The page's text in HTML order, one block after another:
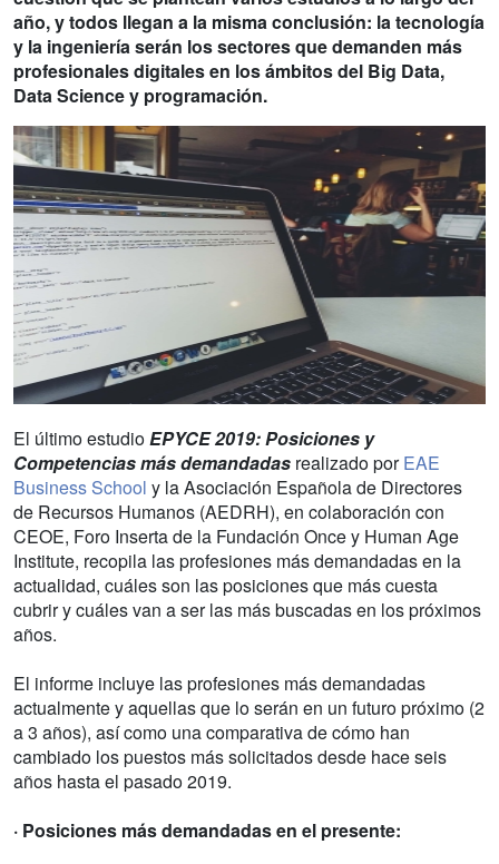
año, y todos llegan a la misma conclusión: la tecnología
y la ingeniería serán los sectores que demanden más
profesionales digitales en los ámbitos del Big Data,
Data Science y programación.
El último estudio EPYCE 2019: Posiciones y
Competencias más demandadas realizado porEAE
Business School y la Asociación Española de Directores
de Recursos Humanos (AEDRH), en colaboración con
CEOE, Foro Inserta de la Fundación Once y Human Age
Institute, recopila las profesiones más demandadas en la
actualidad, cuáles son las posiciones que más cuesta
cubrir y cuáles van a ser las más buscadas en los próximos
años.
El informe incluye las profesiones más demandadas
actualmente y aquellas que lo serán en un futuro próximo (2
a 3 años), así como una comparativa de cómo han
cambiado los puestos más solicitados desde hace seis
años hasta el pasado 2019.
· Posiciones más demandadas en el presente: